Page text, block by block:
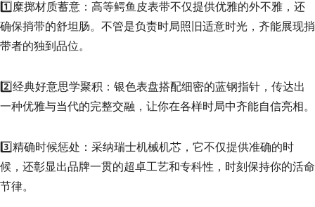
1️⃣糜掷材质蓄意：高等鳄鱼皮表带不仅提供优雅的外不雅，还
确保捎带的舒坦肠。不管是负责时局照旧适意时光，齐能展现捎
带者的独到品位。
2️⃣经典好意思学聚积：银色表盘搭配细密的蓝钢指针，传达出
一种优雅与当代的完整交融，让你在各样时局中齐能自信亮相。
3️⃣精确时候惩处：采纳瑞士机械机芯，它不仅提供准确的时
候，还彰显出品牌一贯的超卓工艺和专科性，时刻保持你的活命
节律。